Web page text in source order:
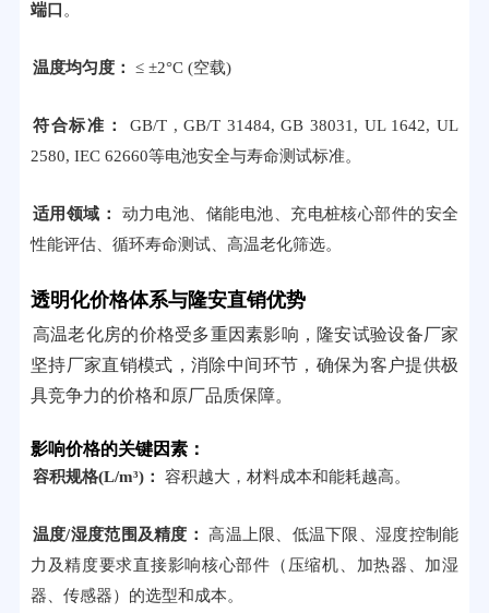
端口 。
温度均匀度： ≤ ±2°C (空载)
符合标准：
GB/T , GB/T 31484, GB 38031, UL 1642, UL
2580, IEC 62660等电池安全与寿命测试标准。
适用领域：
动力电池、储能电池、充电桩核心部件的安全
性能评估、循环寿命测试、高温老化筛选。
透明化价格体系与隆安直销优势
高温老化房的价格受多重因素影响，隆安试验设备厂家
坚持厂家直销模式，消除中间环节，确保为客户提供极
具竞争力的价格和原厂品质保障。
影响价格的关键因素：
容积规格(L/m³)： 容积越大，材料成本和能耗越高。
温度/湿度范围及精度：
高温上限、低温下限、湿度控制能
力及精度要求直接影响核心部件（压缩机、加热器、加湿
器、传感器）的选型和成本。